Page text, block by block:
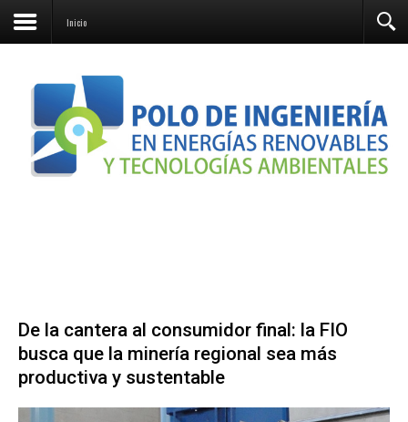
Inicio
De la cantera al consumidor final: la FIO
busca que la minería regional sea más
productiva y sustentable